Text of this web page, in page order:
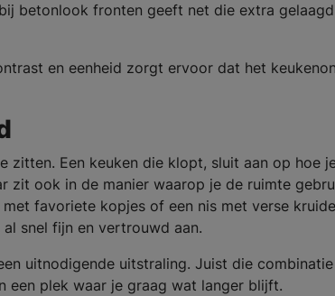
betonlook fronten geeft net die extra
en eenheid zorgt ervoor dat het
zitten. Een keuken die klopt, sluit aan op hoe
zit ook in de manier waarop je de ruimte
favoriete kopjes of een nis met verse
snel fijn en vertrouwd aan.
uitnodigende uitstraling. Juist die
een plek waar je graag wat langer blijft.